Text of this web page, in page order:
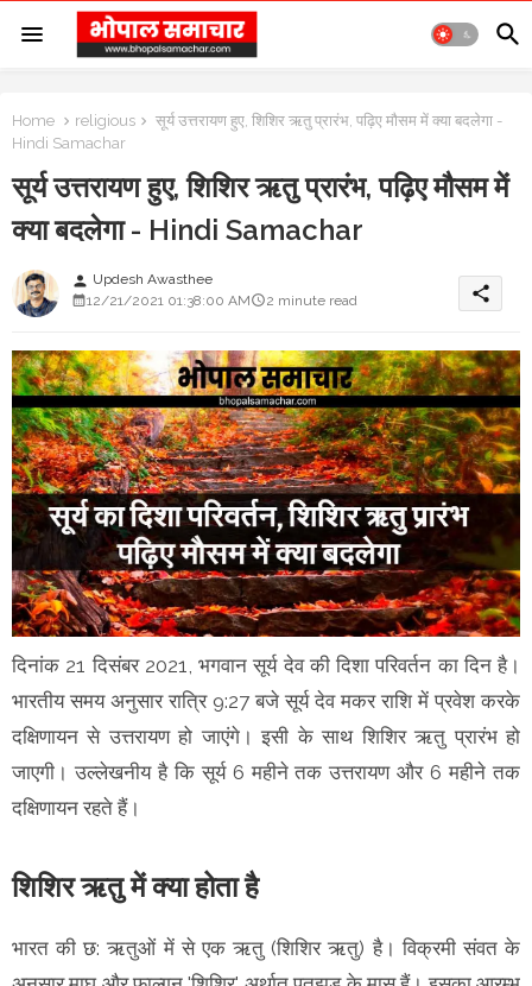
Home religious
सूर्य उत्तरायण हुए, शिशिर ऋतु प्रारंभ, पढ़िए मौसम में क्या बदलेगा -
Hindi Samachar
सूर्य उत्तरायण हुए, शिशिर ऋतु प्रारंभ, पढ़िए मौसम में
क्या बदलेगा - Hindi Samachar
person Updesh Awasthee
12/21/2021 01:38:00 AM
2 minute read share
दिनांक 21 दिसंबर 2021, भगवान सूर्य देव की दिशा परिवर्तन का दिन है।
भारतीय समय अनुसार रात्रि 9:27 बजे सूर्य देव मकर राशि में प्रवेश करके
दक्षिणायन से उत्तरायण हो जाएंगे। इसी के साथ शिशिर ऋतु प्रारंभ हो
जाएगी। उल्लेखनीय है कि सूर्य 6 महीने तक उत्तरायण और 6 महीने तक
दक्षिणायन रहते हैं।
शिशिर ऋतु में क्या होता है
भारत की छ: ऋतुओं में से एक ऋतु (शिशिर ऋतु) है। विक्रमी संवत के